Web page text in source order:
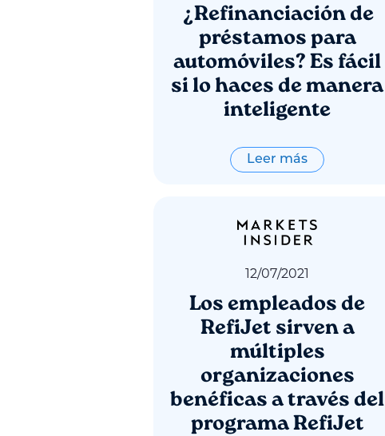
¿Refinanciación de
préstamos para
automóviles? Es fácil
si lo haces de manera
inteligente
Leer más
12/07/2021
Los empleados de
RefiJet sirven a
múltiples
organizaciones
benéficas a través del
programa RefiJet